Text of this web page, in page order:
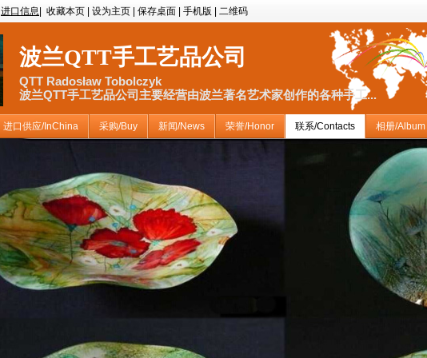
进口信息 收藏本页 设为主页 保存桌面 手机版 二维码
波兰QTT手工艺品公司
QTT Radosław Tobolczyk
波兰QTT手工艺品公司主要经营由波兰著名艺术家创作的各种手工...
进口供应/InChina 采购/Buy 新闻/News 荣誉/Honor 联系/Contacts 相册/Album